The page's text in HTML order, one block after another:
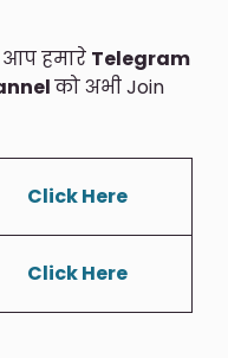
हमारे Telegram
को अभी Join
Click Here
Click Here